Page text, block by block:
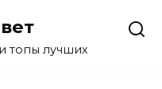
топы лучших